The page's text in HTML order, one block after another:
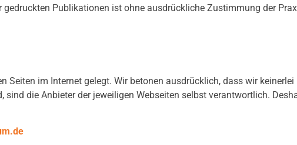
gedruckten Publikationen ist ohne ausdrückliche Zustimmung der
Seiten im Internet gelegt. Wir betonen ausdrücklich, dass wir
sind die Anbieter der jeweiligen Webseiten selbst verantwortlich.